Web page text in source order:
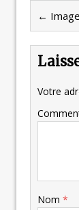
←
Votre
Nom *